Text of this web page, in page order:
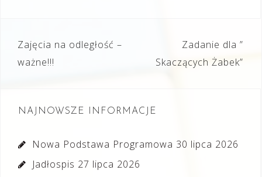
Nawigacja
wpisu
Zajęcia na odległość –
ważne!!!
Zadanie dla ”
Skaczących Żabek”
NAJNOWSZE INFORMACJE
Nowa Podstawa Programowa 30 lipca 2026
Jadłospis 27 lipca 2026